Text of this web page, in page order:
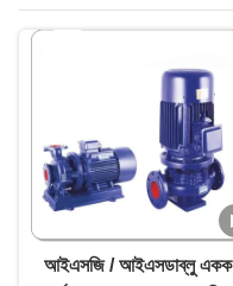
আইএসজি / আইএসডাব্লু একক